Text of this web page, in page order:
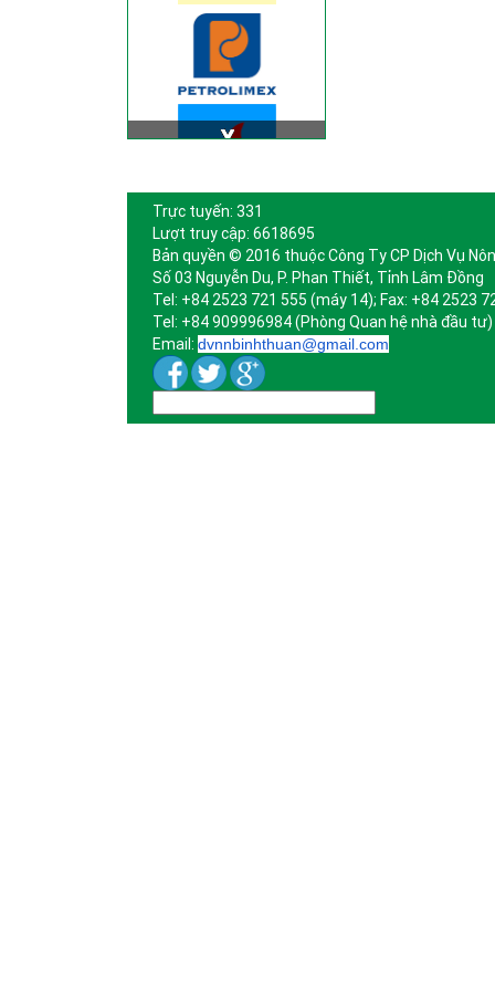
Trực tuyến: 331
Lượt truy cập: 6618695
Bản quyền © 2016 thuộc Công Ty CP Dịch Vụ
Số 03 Nguyễn Du, P. Phan Thiết, Tỉnh Lâm Đồng
Tel: +84 2523 721 555 (máy 14); Fax: +84 2523
Tel: +84 909996984 (Phòng Quan hệ nhà đầu tư)
Email: dvnnbinhthuan@gmail.com